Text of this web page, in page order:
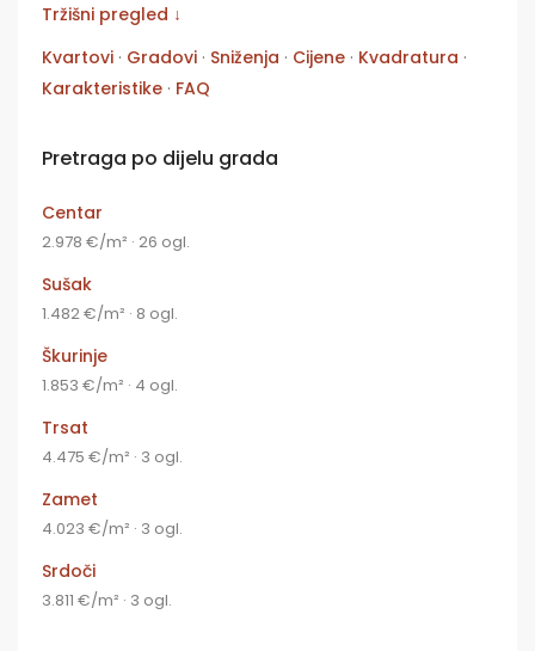
Tržišni pregled ↓
Kvartovi · Gradovi · Sniženja · Cijene · Kvadratura ·
Karakteristike · FAQ
Pretraga po dijelu grada
Centar
2.978 €/m² · 26 ogl.
Sušak
1.482 €/m² · 8 ogl.
Škurinje
1.853 €/m² · 4 ogl.
Trsat
4.475 €/m² · 3 ogl.
Zamet
4.023 €/m² · 3 ogl.
Srdoči
3.811 €/m² · 3 ogl.